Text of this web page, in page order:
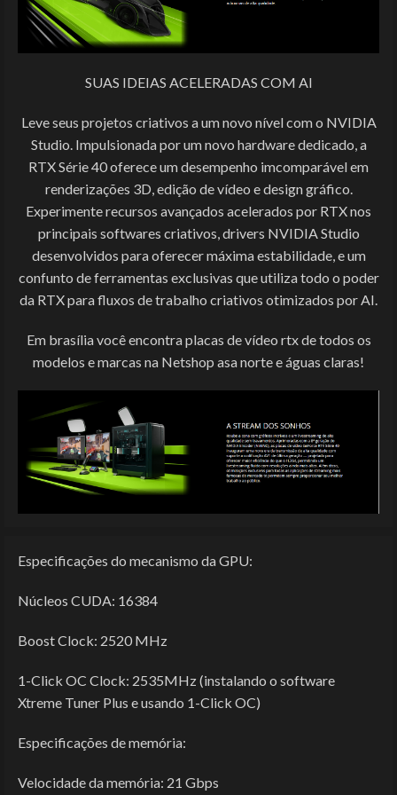
SUAS IDEIAS ACELERADAS COM AI
Leve seus projetos criativos a um novo nível com o NVIDIA
Studio. Impulsionada por um novo hardware dedicado, a
RTX Série 40 oferece um desempenho imcomparável em
renderizações 3D, edição de vídeo e design gráfico.
Experimente recursos avançados acelerados por RTX nos
principais softwares criativos, drivers NVIDIA Studio
desenvolvidos para oferecer máxima estabilidade, e um
confunto de ferramentas exclusivas que utiliza todo o poder
da RTX para fluxos de trabalho criativos otimizados por AI.
Em brasília você encontra placas de vídeo rtx de todos os
modelos e marcas na Netshop asa norte e águas claras!
Especificações do mecanismo da GPU:
Núcleos CUDA: 16384
Boost Clock: 2520 MHz
1-Click OC Clock: 2535MHz (instalando o software
Xtreme Tuner Plus e usando 1-Click OC)
Especificações de memória:
Velocidade da memória: 21 Gbps